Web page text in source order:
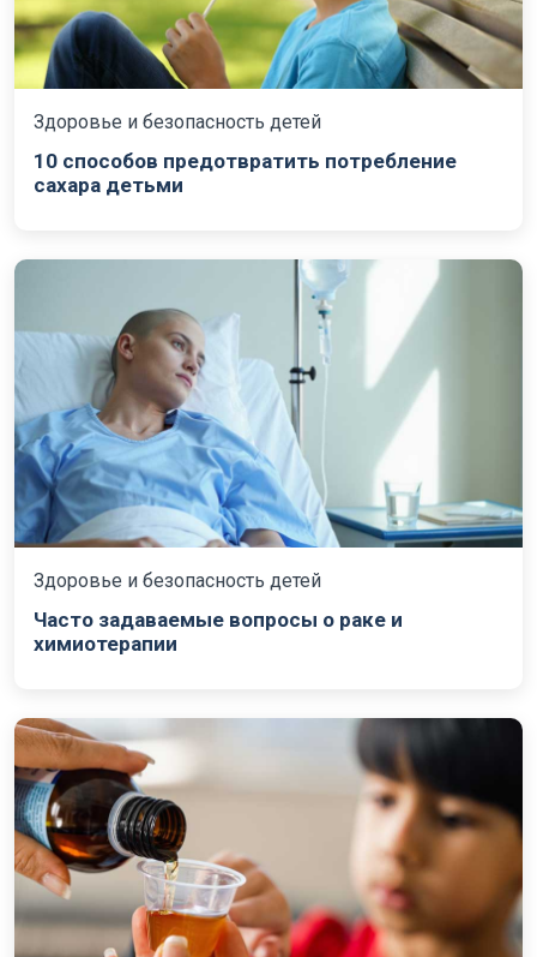
Здоровье и безопасность детей
10 способов предотвратить потребление
сахара детьми
Здоровье и безопасность детей
Часто задаваемые вопросы о раке и
химиотерапии